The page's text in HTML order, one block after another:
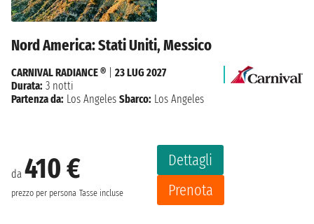
Nord America: Stati Uniti, Messico
da 410 €
prezzo per persona Tasse incluse
Dettagli
Prenota
CARNIVAL RADIANCE ®
23 LUG 2027
Durata: 3 notti
Partenza da: Los Angeles Sbarco: Los Angeles